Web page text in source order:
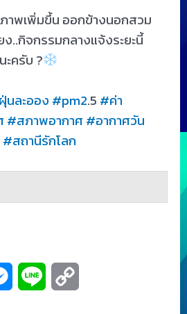
าพเพิ่มขึ้น ออกข้างนอกสวม
ง..กิจกรรมกลางแจ้งระยะนี้
ะครับ ?
นละออง #pm2.5 #ค่า
#สภาพอากาศ #อากาศวัน
#สถานีรักโลก